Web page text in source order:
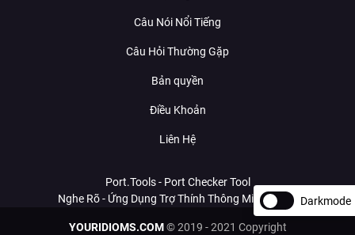
Câu Nói Nổi Tiếng
Câu Hỏi Thường Gặp
Bản quyền
Điều Khoản
Liên Hệ
Port.Tools - Port Checker Tool
Nghe Rõ - Ứng Dụng Trợ Thính Thông Minh Với AI
YOURIDIOMS.COM© 2019 - 2021 Copyright
Darkmode